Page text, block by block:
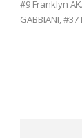
#9 Franklyn
GABBIANI,